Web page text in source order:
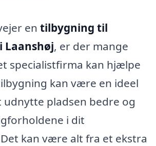
en tilbygning til
Laanshøj, er der mange
specialistfirma kan hjælpe
kan være en ideel
udnytte pladsen bedre og
i dit
kan være alt fra et ekstra